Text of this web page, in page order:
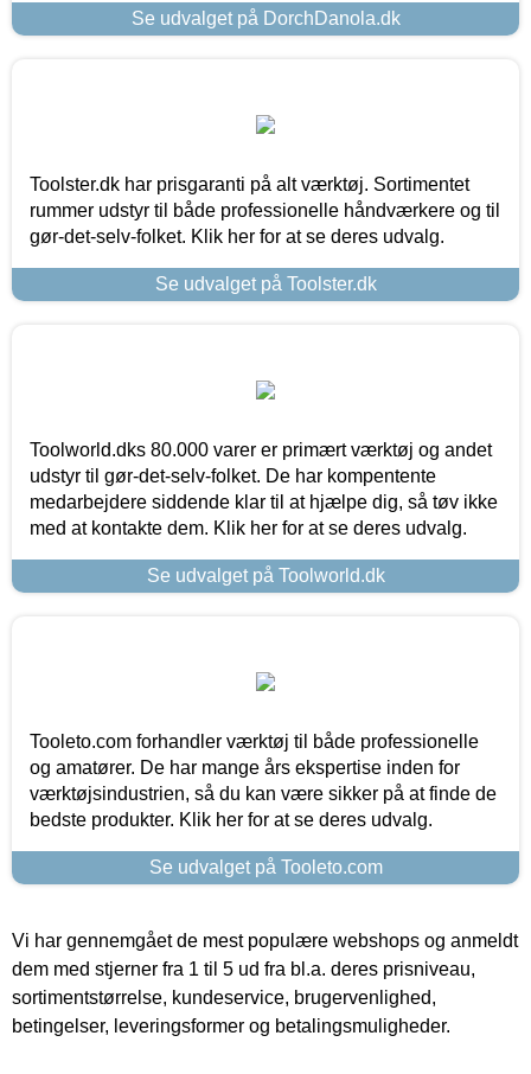
Se udvalget på DorchDanola.dk
Toolster.dk har prisgaranti på alt værktøj. Sortimentet
rummer udstyr til både professionelle håndværkere og til
gør-det-selv-folket. Klik her for at se deres udvalg.
Se udvalget på Toolster.dk
Toolworld.dks 80.000 varer er primært værktøj og andet
udstyr til gør-det-selv-folket. De har kompentente
medarbejdere siddende klar til at hjælpe dig, så tøv ikke
med at kontakte dem. Klik her for at se deres udvalg.
Se udvalget på Toolworld.dk
Tooleto.com forhandler værktøj til både professionelle
og amatører. De har mange års ekspertise inden for
værktøjsindustrien, så du kan være sikker på at finde de
bedste produkter. Klik her for at se deres udvalg.
Se udvalget på Tooleto.com
Vi har gennemgået de mest populære webshops og anmeldt
dem med stjerner fra 1 til 5 ud fra bl.a. deres prisniveau,
sortimentstørrelse, kundeservice, brugervenlighed,
betingelser, leveringsformer og betalingsmuligheder.